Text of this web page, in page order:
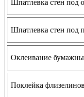
Шпатлевка стен под
Шпатлевка стен под
Оклеивание
Поклейка